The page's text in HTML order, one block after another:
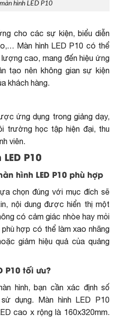
hình LED P10
cho các sự kiện, biểu diễn
Màn hình LED P10 có thể
cao, mang đến hiệu ứng
tạo nên không gian sự kiện
khách hàng.
ứng dụng trong giảng dạy,
trường học tập hiện đại, thu
viên.
P10
hình LED P10 phù hợp
chọn đúng với mục đích sẽ
nội dung được hiển thị một
có cảm giác nhòe hay mỏi
hợp có thể làm xao nhãng
giảm hiệu quả của quảng
P10 tối ưu?
hình, bạn cần xác định số
dụng. Màn hình LED P10
cao x rộng là 160x320mm.